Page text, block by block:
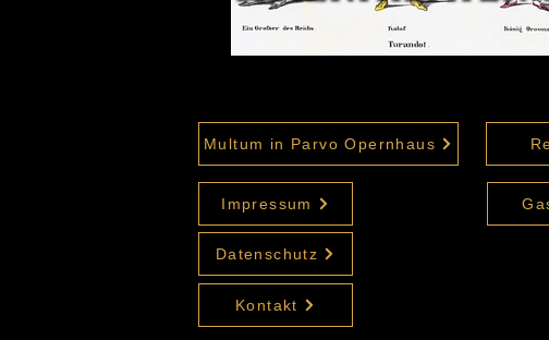
Geschichte & Technik der
Multum in Parvo Opernhaus
Impressum
Datenschutz
Kontakt